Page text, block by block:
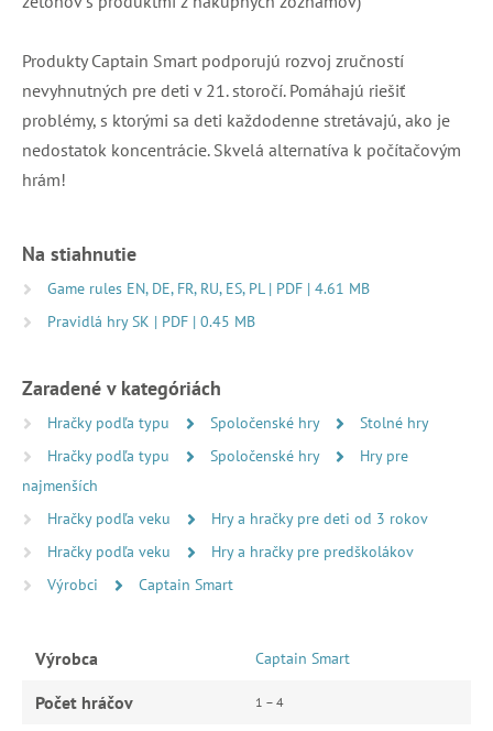
Produkty Captain Smart podporujú rozvoj zručností
nevyhnutných pre deti v 21. storočí. Pomáhajú riešiť
problémy, s ktorými sa deti každodenne stretávajú, ako je
nedostatok koncentrácie. Skvelá alternatíva k počítačovým
hrám!
Na stiahnutie
Game rules EN, DE, FR, RU, ES, PL | PDF | 4.61 MB
Pravidlá hry SK | PDF | 0.45 MB
Zaradené v kategóriách
Hračky podľa typu Spoločenské hry
Stolné hry
Hračky podľa typu
Spoločenské hry
Hry pre
najmenších
Hračky podľa veku
Hry a hračky pre deti od 3 rokov
Hračky podľa veku
Hry a hračky pre predškolákov
Výrobci
Captain Smart
Výrobca Captain Smart
Počet hráčov 1 – 4